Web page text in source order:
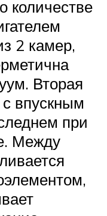
количестве
2 камер,
Вторая
впускным
при
Между